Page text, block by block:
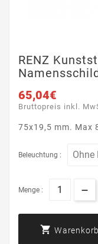
RENZ
Namensschild
65,04€
Bruttopreis inkl.
75x19,5 mm. Max
Beleuchtung :
Menge :
 Warenkorb